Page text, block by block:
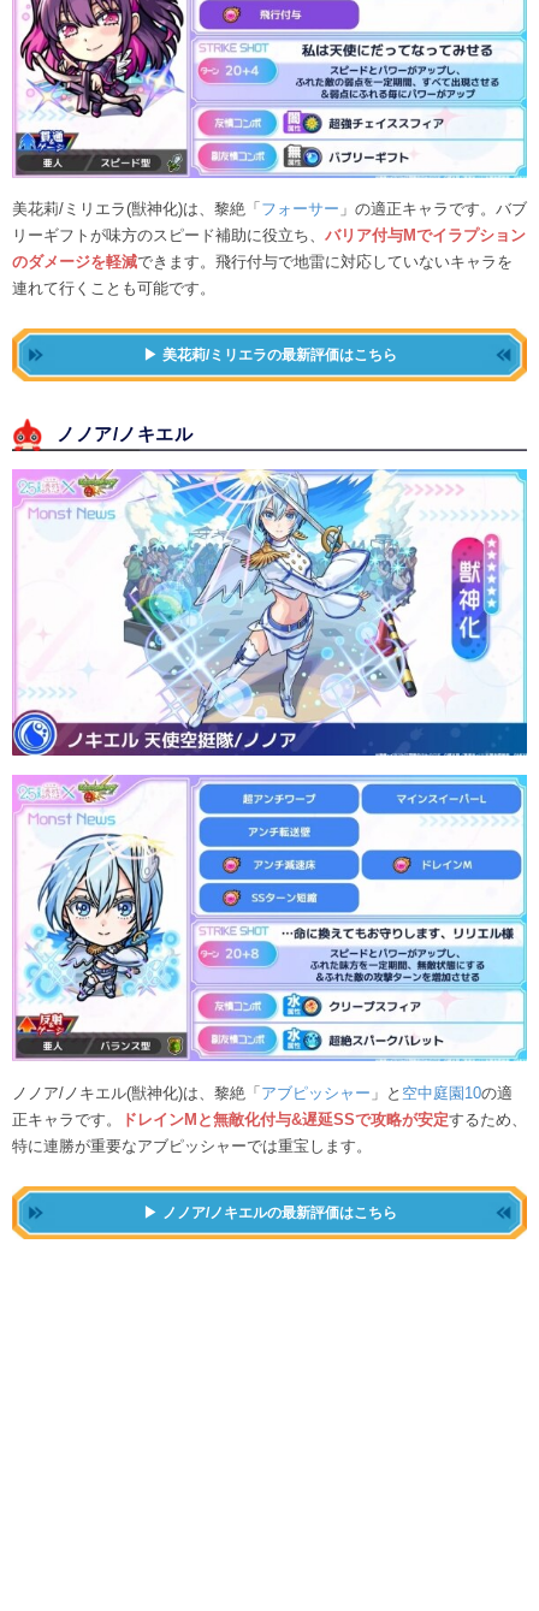
美花莉/ミリエラ(獣神化)は、黎絶「 フォーサー 」の適正キャラです。バブ
リーギフトが味方のスピード補助に役立ち、 バリア付与Mでイラプション
のダメージを軽減できます。飛行付与で地雷に対応していないキャラを
連れて行くことも可能です。
美花莉/ミリエラの最新評価はこちら
ノノア/ノキエル
ノノア/ノキエル(獣神化)は、黎絶「 アブピッシャー 」と 空中庭園10の適
正キャラです。
ドレインMと無敵化付与&遅延SSで攻略が安定するため、
特に連勝が重要なアブピッシャーでは重宝します。
ノノア/ノキエルの最新評価はこちら